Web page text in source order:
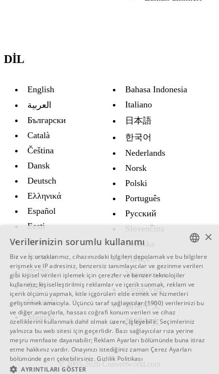
DIL
English
العربية
Български
Català
Čeština
Dansk
Deutsch
Ελληνικά
Español
Eesti
Suomi
Français
עברית
हिन्दी
Hrvatski
Magyar
Bahasa Indonesia
Italiano
日本語
한국어
Nederlands
Norsk
Polski
Português
Русский
Slovenčina
Svenska
Türkçe
Украïнська
Tiếng Việt
简体中文
繁體中文
© 2005-2026 Convertworld.com
SWEDISH
SPANISH
CATALAN
ARABIC
BULGARIAN
×
Verilerinizin sorumlu kullanımı
Biz ve iş ortaklarımız, cihazınızdaki bilgileri depolamak ve bu bilgilere
erişmek ve IP adresiniz, benzersiz tanımlayıcılar ve gezinme verileri
gibi kişisel verileri işlemek için çerezler ve benzer teknolojiler
kullanırız; kişiselleştirilmiş reklamlar ve içerik sunmak, reklam ve
içerik ölçümü yapmak, kitle içgörüleri elde etmek ve hizmetleri
geliştirmek amacıyla. Üçüncü taraf sağlayıcılar (1900) verilerinizi bu
ve diğer amaçlarla, hassas coğrafi konum verileri ve cihaz
özelliklerini kullanmak dahil olmak üzere, işleyebilir. Seçimleriniz
yalnızca bu web sitesi için geçerlidir. Bazı sağlayıcılar rıza yerine
meşru menfaate dayanabilir; Reklam Ayarları bölümünde buna itiraz
etme hakkınız vardır. Onayınızı istediğiniz zamanÇerez Ayarları
bölümünde geri çekebilirsiniz. Gizlilik Politikası
AYRINTILARI GÖSTER